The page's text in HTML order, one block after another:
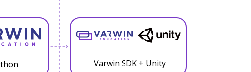
Varwin SDK + Unity